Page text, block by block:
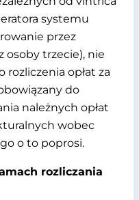
systemu
przez
osoby trzecie), nie
opłat za
do
należnych opłat
wobec
o to poprosi.
rozliczania